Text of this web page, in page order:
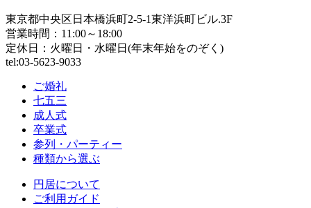
東京都中央区日本橋浜町2-5-1東洋浜町ビル.3F
営業時間：11:00～18:00
定休日：火曜日・水曜日(年末年始をのぞく)
tel:03-5623-9033
ご婚礼
七五三
成人式
卒業式
参列・パーティー
種類から選ぶ
円居について
ご利用ガイド